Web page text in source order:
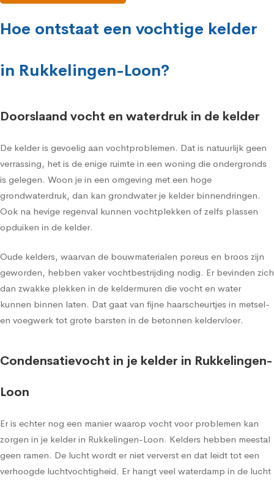
Hoe ontstaat een vochtige kelder
in Rukkelingen-Loon?
Doorslaand vocht en waterdruk in de kelder
De kelder is gevoelig aan vochtproblemen. Dat is natuurlijk geen
verrassing, het is de enige ruimte in een woning die ondergronds
is gelegen. Woon je in een omgeving met een hoge
grondwaterdruk, dan kan grondwater je kelder binnendringen.
Ook na hevige regenval kunnen vochtplekken of zelfs plassen
opduiken in de kelder.
Oude kelders, waarvan de bouwmaterialen poreus en broos zijn
geworden, hebben vaker vochtbestrijding nodig. Er bevinden zich
dan zwakke plekken in de keldermuren die vocht en water
kunnen binnen laten. Dat gaat van fijne haarscheurtjes in metsel-
en voegwerk tot grote barsten in de betonnen keldervloer.
Condensatievocht in je kelder in Rukkelingen-
Loon
Er is echter nog een manier waarop vocht voor problemen kan
zorgen in je kelder in Rukkelingen-Loon. Kelders hebben meestal
geen ramen. De lucht wordt er niet ververst en dat leidt tot een
verhoogde luchtvochtigheid. Er hangt veel waterdamp in de lucht